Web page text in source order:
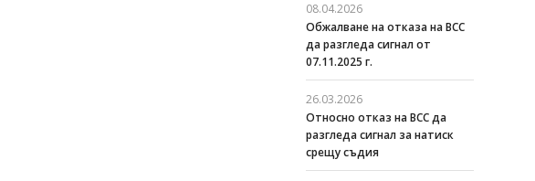
08.04.2026
Oбжалване на отказа на ВСС
да разгледа сигнал от
07.11.2025 г.
26.03.2026
Относно отказ на ВСС да
разгледа сигнал за натиск
срещу съдия